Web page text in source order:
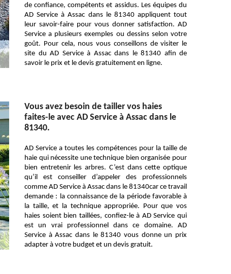
de confiance, compétents et assidus. Les équipes du
AD Service à Assac dans le 81340 appliquent tout
leur savoir-faire pour vous donner satisfaction. AD
Service a plusieurs exemples ou dessins selon votre
goût. Pour cela, nous vous conseillons de visiter le
site du AD Service à Assac dans le 81340 afin de
savoir le prix et le devis gratuitement en ligne.
Vous avez besoin de tailler vos haies
faites-le avec AD Service à Assac dans le
81340.
AD Service a toutes les compétences pour la taille de
haie qui nécessite une technique bien organisée pour
bien entretenir les arbres. C’est dans cette optique
qu’il est conseiller d’appeler des professionnels
comme AD Service à Assac dans le 81340car ce travail
demande : la connaissance de la période favorable à
la taille, et la technique appropriée. Pour que vos
haies soient bien taillées, confiez-le à AD Service qui
est un vrai professionnel dans ce domaine. AD
Service à Assac dans le 81340 vous donne un prix
adapter à votre budget et un devis gratuit.